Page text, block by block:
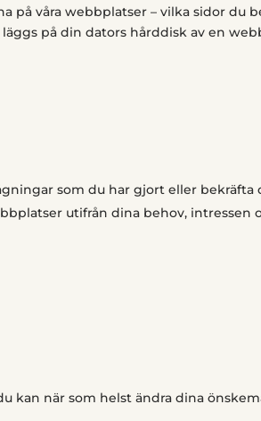
på våra webbplatser – vilka sidor du
på din dators hårddisk av en
som du har gjort eller
utifrån dina behov, intressen
kan när som helst ändra dina